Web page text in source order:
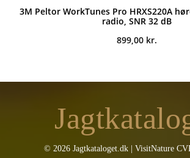
3M Peltor WorkTunes Pro HRXS220A
radio, SNR 32 dB
899,00 kr.
© 2026 Jagtkataloget.dk | VisitNature